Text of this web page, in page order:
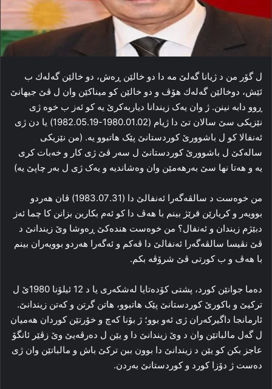
ل گۆر من د ژیانا گه‌لێ مه‌ دا دو خالێن ڕه‌ش، دو خالێن گەلەك ب
ئێش، دوخالێن گەلەك هۆڤ و دو خالێن کو میناکێن وان ل ڤێ جیهانێ
ڕوو دابه‌ نینن. ژ وان یه‌ک زیندانا دیاربه‌کرێ یه‌ کو ئه‌ز ب خوه‌ ژی
نێزیكی سێ سالان تێ دا ژیام (1980.01.02-1982.05.19) یا دن ژی
ئه‌نفالا کو ل باشوورێ کوردستانێ پێک هاتبوو یه‌. (من نێزیکی
ساله‌کێ ل باشوورێ کوردستانێ ل سه‌ر ڤێ ژی کار و خه‌بات کری
یه‌ و هه‌تا نها سێ به‌رهه‌مێن وان وه‌شاندیه‌ و یه‌ک ژی ل به‌ر چاپێ یه‌)
من خوه‌ست د سالڤه‌گه‌را ئه‌نفالێ دا (1983.07.31) ڤان هه‌ردو
بوویه‌ر و کریارێن قرێژ بینم با هه‌ڤ دا کو ئه‌م بکاربن بزانن كا چما ئه‌ز
دبێژم زیندان و ئه‌نفال؟ من خوه‌ست هنده‌کێ ڕه‌وشا وێ زیندانێ د
ڤێ نڤیسا سالڤه‌گه‌را ئه‌نفالێ دا‌ ڤه‌کم و ئەگەرا هه‌ردو بوویه‌ران بینم
با هه‌ڤ و ب کورتی ڤێ شرۆڤه‌ بکم.
ده‌ما جوانێن کورد، پشتی كۆدەتایا له‌شکه‌ری یا د 12 ئیلۆنا 1980ێ ل
ترکیێ و باکورێ کوردستانێ پێک هاتبوو، هاتن گرتن و که‌تن زیندانێ.
ئارمانجا داگیرکه‌ران ژی ئه‌و بوو؛ ژ بۆنا که‌چ و خۆرتێن کوردان هه‌میان
ل گه‌ل مالباتێن وان د وێ زیندانێ دا‌ و یێن ل ده‌رڤه‌یێ وێ زڤێر ئانگۆ
عاجز بکن کو یێن د زیندانێ دا‌ بوون ببن ترکێ باش و مالباتێن وان ژی
دەست ژ دۆزا کورد و کوردستانێ به‌ردن.